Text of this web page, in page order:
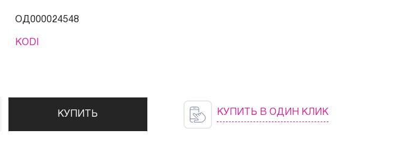
ОД000024548
KODI
КУПИТЬ КУПИТЬ В ОДИН КЛИК